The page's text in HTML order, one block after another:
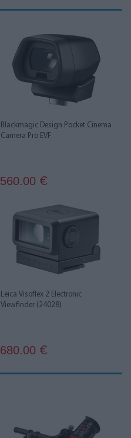
Blackmagic Design Pocket Cinema
Camera Pro EVF
560.00 €
Leica Visoflex 2 Electronic
Viewfinder (24028)
680.00 €